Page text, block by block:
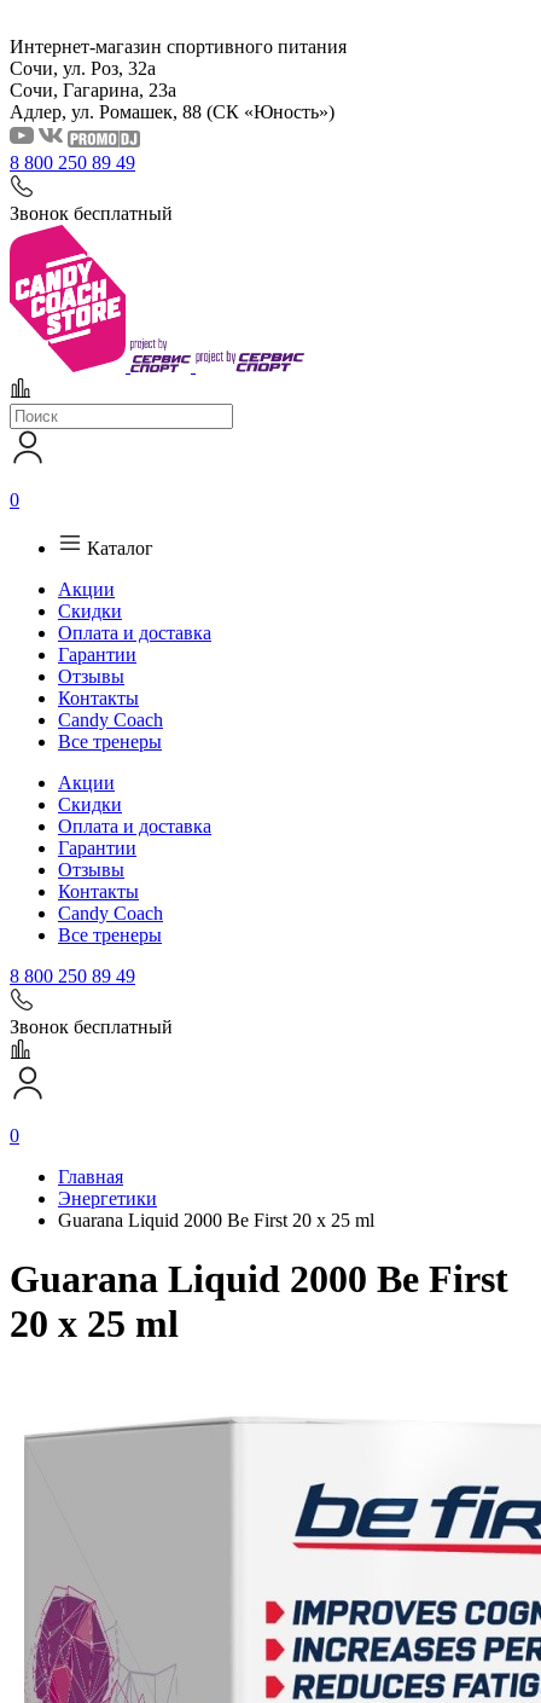
Интернет-магазин спортивного питания
Сочи, ул. Роз, 32а
Сочи, Гагарина, 23а
Адлер, ул. Ромашек, 88 (СК «Юность»)
8 800 250 89 49
Звонок бесплатный
0
Каталог
Акции
Скидки
Оплата и доставка
Гарантии
Отзывы
Контакты
Candy Coach
Все тренеры
Акции
Скидки
Оплата и доставка
Гарантии
Отзывы
Контакты
Candy Coach
Все тренеры
8 800 250 89 49
Звонок бесплатный
0
Главная
Энергетики
Guarana Liquid 2000 Be First 20 x 25 ml
Guarana Liquid 2000 Be First
20 x 25 ml